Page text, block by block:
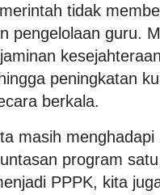
tidak
pengelolaan guru.
peningkatan
berkala.
masih menghadapi
program
PPPK, kita